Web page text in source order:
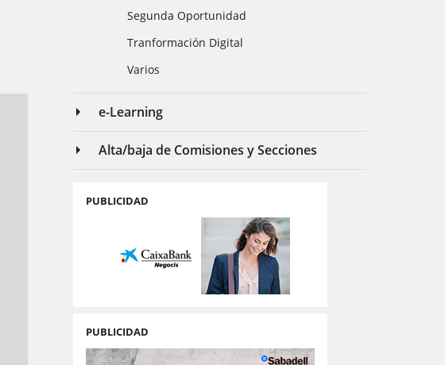
Segunda Oportunidad
Tranformación Digital
Varios
e-Learning
Alta/baja de Comisiones y Secciones
PUBLICIDAD
PUBLICIDAD